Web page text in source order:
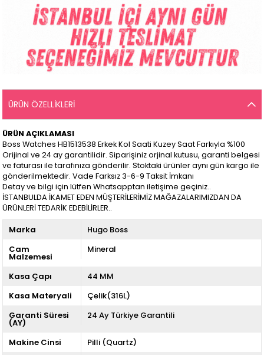
ÜRÜN ÖZELLIKLERI
ÜRÜN AÇIKLAMASI
Boss Watches HB1513538 Erkek Kol Saati Kuzey Saat Farkıyla %100
Orijinal ve 24 ay garantilidir. Siparişiniz orjinal kutusu, garanti belgesi
ve faturası ile tarafınıza gönderilir. Stoktaki ürünler aynı gün kargo ile
gönderilmektedir. Vade Farksız 3-6-9 Taksit İmkanı
Detay ve bilgi için lütfen Whatsapptan iletişime geçiniz..
İSTANBULDA İKAMET EDEN MÜŞTERİLERİMİZ MAĞAZALARIMIZDAN DA
ÜRÜNLERİ TEDARİK EDEBİLİRLER..
Marka
Hugo Boss
Cam
Malzemesi
Mineral
Kasa Çapı
44 MM
Kasa Materyali
Çelik(316L)
Garanti Süresi
(AY)
24 Ay Türkiye Garantili
Makine Cinsi
Pilli (Quartz)